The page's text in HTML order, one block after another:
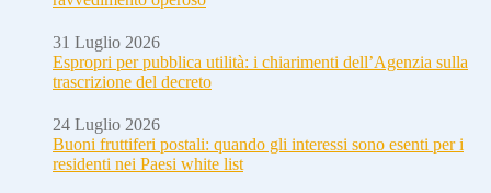
31 Luglio 2026
Espropri per pubblica utilità: i chiarimenti dell’Agenzia sulla
trascrizione del decreto
24 Luglio 2026
Buoni fruttiferi postali: quando gli interessi sono esenti per i
residenti nei Paesi white list